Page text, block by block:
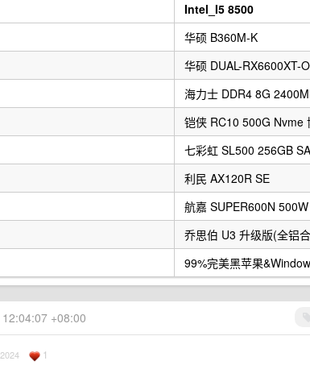
Intel_I5 8500
华硕 B360M-K
华硕 DUAL-RX6600XT-
海力士 DDR4 8G
铠侠 RC10 500G Nvme
七彩虹 SL500 256GB
利民 AX120R SE
航嘉 SUPER600N 500W
乔思伯 U3 升级版(全铝
99%完美黑苹果
+08:00
1